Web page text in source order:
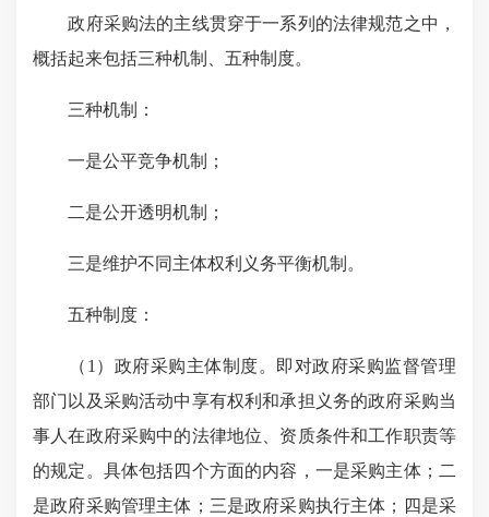
政府采购法的主线贯穿于一系列的法律规范之中，
概括起来包括三种机制、五种制度。
三种机制：
一是公平竞争机制；
二是公开透明机制；
三是维护不同主体权利义务平衡机制。
五种制度：
（1）政府采购主体制度。即对政府采购监督管理
部门以及采购活动中享有权利和承担义务的政府采购当
事人在政府采购中的法律地位、资质条件和工作职责等
的规定。具体包括四个方面的内容，一是采购主体；二
是政府采购管理主体；三是政府采购执行主体；四是采